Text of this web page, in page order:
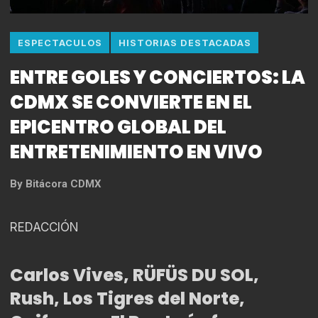
ESPECTACULOS HISTORIAS DESTACADAS
ENTRE GOLES Y CONCIERTOS: LA
CDMX SE CONVIERTE EN EL
EPICENTRO GLOBAL DEL
ENTRETENIMIENTO EN VIVO
By Bitácora CDMX
REDACCIÓN
Carlos Vives, RÜFÜS DU SOL,
Rush, Los Tigres del Norte,